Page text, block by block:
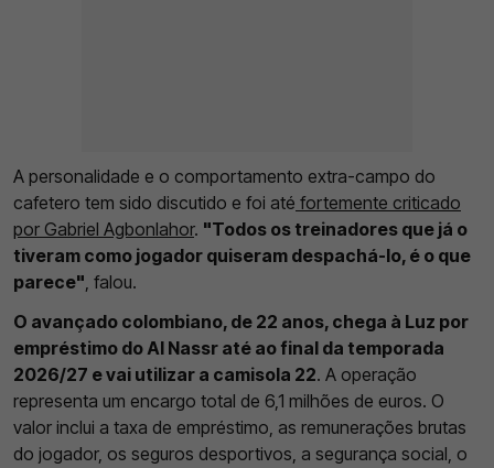
A personalidade e o comportamento extra-campo do
cafetero tem sido discutido e foi até fortemente criticado
por Gabriel Agbonlahor. "Todos os treinadores que já o
tiveram como jogador quiseram despachá-lo, é o que
parece" , falou.
O avançado colombiano, de 22 anos, chega à Luz por
empréstimo do Al Nassr até ao final da temporada
2026/27 e vai utilizar a camisola 22. A operação
representa um encargo total de 6,1 milhões de euros. O
valor inclui a taxa de empréstimo, as remunerações brutas
do jogador, os seguros desportivos, a segurança social, o